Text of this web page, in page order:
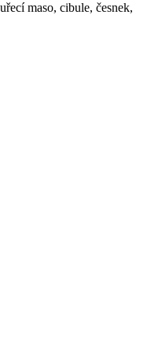
maso, cibule, česnek,